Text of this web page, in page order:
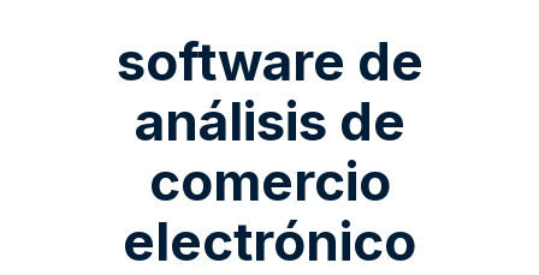
software de
análisis de
comercio
electrónico